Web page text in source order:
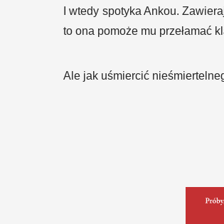
I wtedy spotyka Ankou.
to ona pomoże mu przełamać
Ale jak uśmiercić